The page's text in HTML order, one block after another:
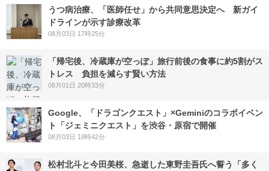
うつ病治療、「医師任せ」から共同意思決定へ 新ガイ
ドラインが示す診療改革
08月03日 17時25分
「帰宅後、冷蔵庫が空っぽ」旅行前後の食事に約5割がス
トレス 負担を減らす賢い方法
08月01日 20時33分
Google、「ドラゴンクエスト」×Geminiのコラボイベン
ト「ジェミニクエスト」を渋谷・原宿で開催
08月03日 18時42分
松村北斗と今田美桜、急逝した東野圭吾氏へ誓う「多く